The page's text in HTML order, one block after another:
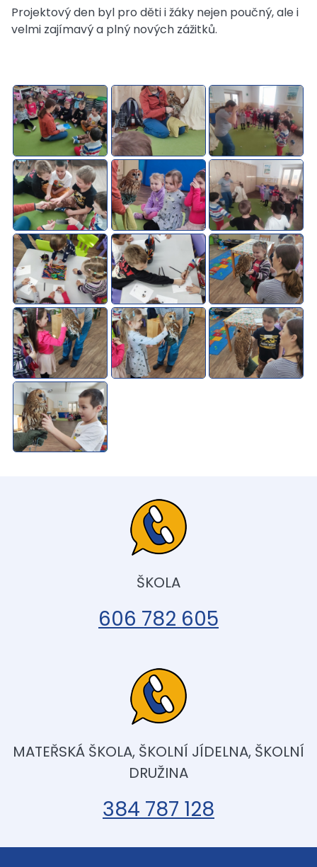
Projektový den byl pro děti i žáky nejen poučný, ale i
velmi zajímavý a plný nových zážitků.
ŠKOLA
606 782 605
MATEŘSKÁ ŠKOLA, ŠKOLNÍ JÍDELNA, ŠKOLNÍ
DRUŽINA
384 787 128